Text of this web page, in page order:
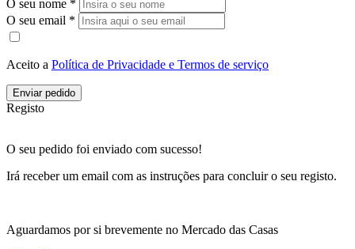
O seu nome *
O seu email *
Aceito a Política de Privacidade e Termos de serviço
Enviar pedido
Registo
O seu pedido foi enviado com sucesso!
Irá receber um email com as instruções para concluir o seu registo.
Aguardamos por si brevemente no Mercado das Casas